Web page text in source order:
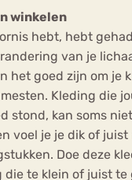
winkelen
hebt, hebt
van je
het goed zijn om je
Kleding die
stond, kan soms
voel je je dik of
Doe deze
die te klein of juist te